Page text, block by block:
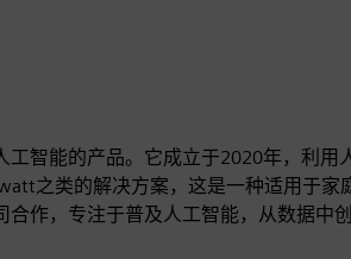
工智能的产品。它成立于2020年，利
之类的解决方案，这是一种适用于
作，专注于普及人工智能，从数据中创